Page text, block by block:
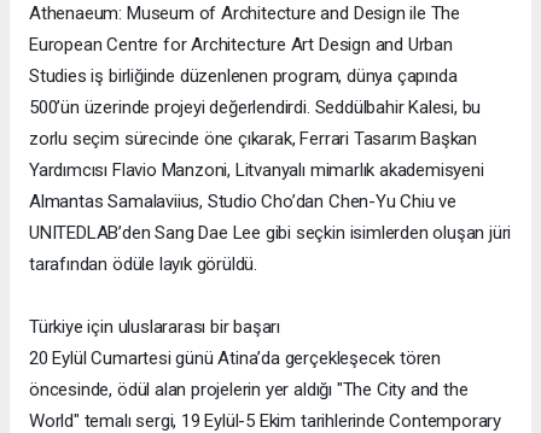
Athenaeum: Museum of Architecture and Design ile The
European Centre for Architecture Art Design and Urban
Studies iş birliğinde düzenlenen program, dünya çapında
500’ün üzerinde projeyi değerlendirdi. Seddülbahir Kalesi, bu
zorlu seçim sürecinde öne çıkarak, Ferrari Tasarım Başkan
Yardımcısı Flavio Manzoni, Litvanyalı mimarlık akademisyeni
Almantas Samalaviius, Studio Cho’dan Chen-Yu Chiu ve
UNITEDLAB’den Sang Dae Lee gibi seçkin isimlerden oluşan jüri
tarafından ödüle layık görüldü.
Türkiye için uluslararası bir başarı
20 Eylül Cumartesi günü Atina’da gerçekleşecek tören
öncesinde, ödül alan projelerin yer aldığı "The City and the
World" temalı sergi, 19 Eylül-5 Ekim tarihlerinde Contemporary